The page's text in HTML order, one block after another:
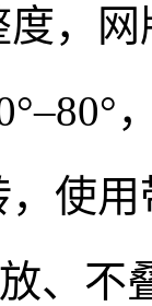
，
使
、不